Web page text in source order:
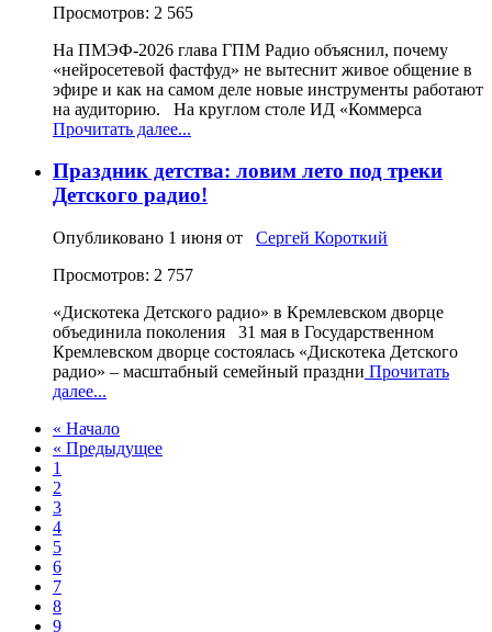
Просмотров: 2 565
На ПМЭФ‑2026 глава ГПМ Радио объяснил, почему
«нейросетевой фастфуд» не вытеснит живое общение в
эфире и как на самом деле новые инструменты работают
на аудиторию. На круглом столе ИД «Коммерса
Прочитать далее...
Праздник детства: ловим лето под треки
Детского радио!
Опубликовано 1 июня от Сергей Короткий
Просмотров: 2 757
«Дискотека Детского радио» в Кремлевском дворце
объединила поколения 31 мая в Государственном
Кремлевском дворце состоялась «Дискотека Детского
радио» – масштабный семейный праздни Прочитать
далее...
« Начало
« Предыдущее
1
2
3
4
5
6
7
8
9